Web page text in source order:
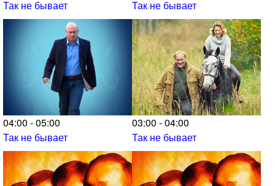
Так не бывает
Так не бывает
04:00 - 05:00
Так не бывает
03:00 - 04:00
Так не бывает